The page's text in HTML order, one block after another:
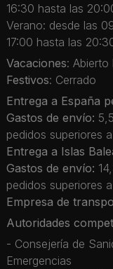
16:30 hasta las
Verano: desde las
17:00 hasta las
Vacaciones: Abierto
Festivos: Cerrado
Entrega a España
Gastos de envío:
pedidos superiores
Entrega a Islas
Gastos de envío:
pedidos superiores
Empresa de
Autoridades
- Consejería de
Emergencias